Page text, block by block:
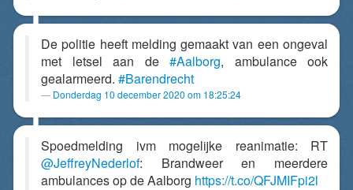
De politie heeft melding gemaakt van een ongeval
met letsel aan de #Aalborg, ambulance ook
gealarmeerd. #Barendrecht
Donderdag 10 december 2020 om 18:25:24
Spoedmelding ivm mogelijke reanimatie: RT
@JeffreyNederlof: Brandweer en meerdere
ambulances op de Aalborg https://t.co/QFJMIFpi2l